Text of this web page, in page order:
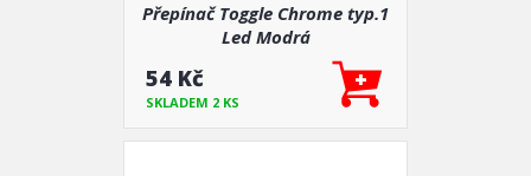
Přepínač Toggle Chrome typ.1
Led Modrá
54 Kč
SKLADEM 2 KS